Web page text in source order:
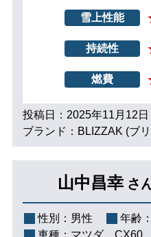
雪上性能
持続性
燃費
投稿日：2025年11月12日
ブランド：BLIZZAK (ブ
山中昌幸 さ
性別： 男性 年齢：
車種： マツダ CX60